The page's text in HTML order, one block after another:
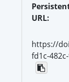
URL:
https://
fd1c-